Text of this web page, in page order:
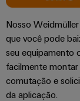
Nosso
que você pode
seu equipamento
facilmente
comutação e
da aplicação.